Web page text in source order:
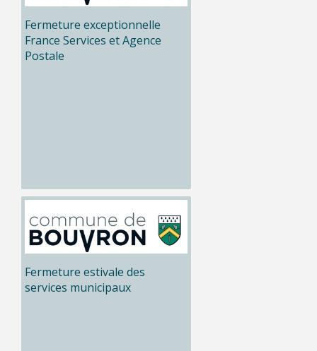
Fermeture exceptionnelle
France Services et Agence
Postale
Fermeture estivale des
services municipaux